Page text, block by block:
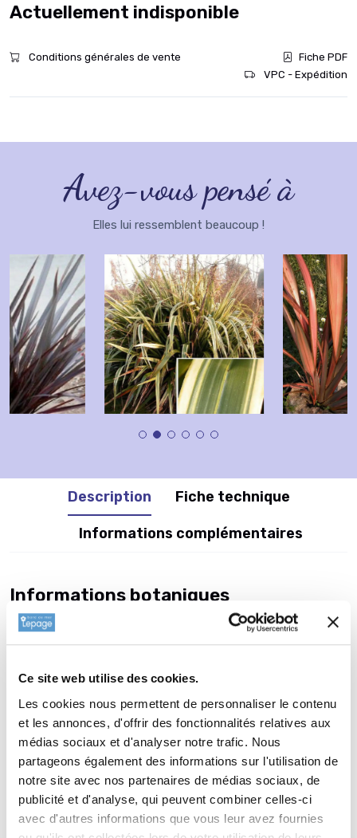
Ce site web utilise des cookies.
Les cookies nous permettent de personnaliser le contenu
et les annonces, d'offrir des fonctionnalités relatives aux
médias sociaux et d'analyser notre trafic. Nous
partageons également des informations sur l'utilisation de
notre site avec nos partenaires de médias sociaux, de
publicité et d'analyse, qui peuvent combiner celles-ci
avec d'autres informations que vous leur avez fournies
Actuellement indisponible
Conditions générales de vente
Fiche PDF
VPC - Expédition
Avez-vous pensé à
Elles lui ressemblent beaucoup !
Description Fiche technique
Informations complémentaires
Informations botaniques
Famille : Phormiaceae
Genre : PHORMIUM
Complément : 0
Plantation dePHORMIUM 'Platt's
Black'
Arbuste de terrain sec et bien drainé : Ne planter le
PHORMIUM 'Platt's Black' quen terrain ensoleillé et bien drainé.
Faire un trou de 30 x30 cm sans aucun apport de compost ou
dengrais. Défaire le pourtour de la motte avec une